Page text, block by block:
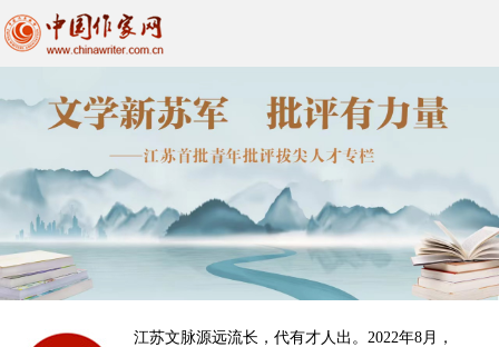
江苏文脉源远流长，代有才人出。2022年8月，